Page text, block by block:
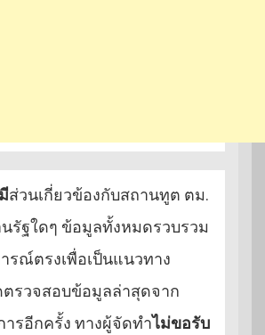
ส่วนเกี่ยวข้องกับสถานทูต ตม.
รัฐใดๆ ข้อมูลทั้งหมดรวบรวม
รณ์ตรงเพื่อเป็นแนวทาง
ตรวจสอบข้อมูลล่าสุดจาก
ารอีกครั้ง ทางผู้จัดทำไม่ขอรับ